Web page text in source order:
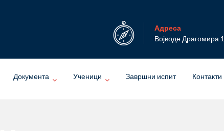
Адреса
Војводе Драгомира
Документа Ученици Завршни испит Контакти